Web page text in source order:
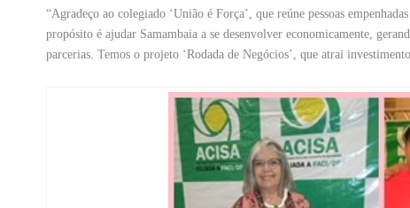
“Agradeço ao colegiado ‘União é Força’, que reúne pessoas
propósito é ajudar Samambaia a se desenvolver economicamente,
parcerias. Temos o projeto ‘Rodada de Negócios’, que atrai